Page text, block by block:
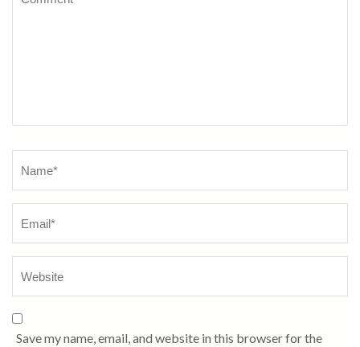
Save my name, email, and website in this browser for the